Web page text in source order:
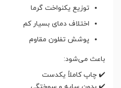
توزیع یکنواخت گرما
اختلاف دمای بسیار کم
پوشش تفلون مقاوم
باعث می‌شود:
✔️ چاپ کاملاً یکدست